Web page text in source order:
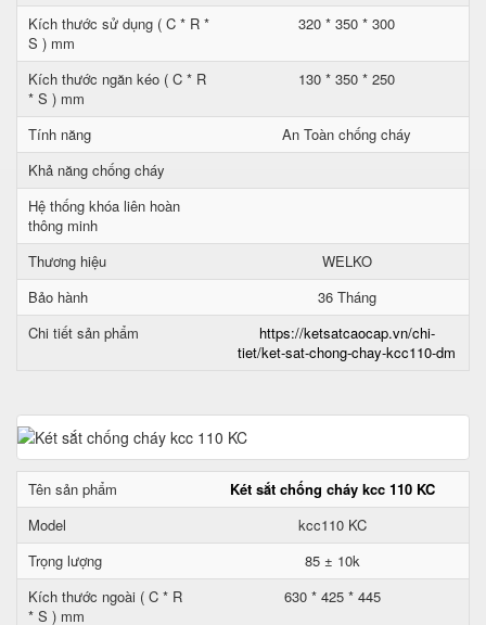
Kích thước sử dụng ( C * R *
S ) mm
320 * 350 * 300
Kích thước ngăn kéo ( C * R
* S ) mm
130 * 350 * 250
Tính năng
An Toàn chống cháy
Khả năng chống cháy
Hệ thống khóa liên hoàn
thông minh
Thương hiệu
WELKO
Bảo hành
36 Tháng
Chi tiết sản phẩm
https://ketsatcaocap.vn/chi-
tiet/ket-sat-chong-chay-kcc110-dm
Tên sản phẩm
Két sắt chống cháy kcc 110 KC
Model
kcc110 KC
Trọng lượng
85 ± 10k
Kích thước ngoài ( C * R
* S ) mm
630 * 425 * 445